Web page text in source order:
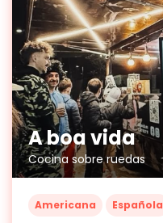
A boa vida
Cocina sobre ruedas
Americana Española